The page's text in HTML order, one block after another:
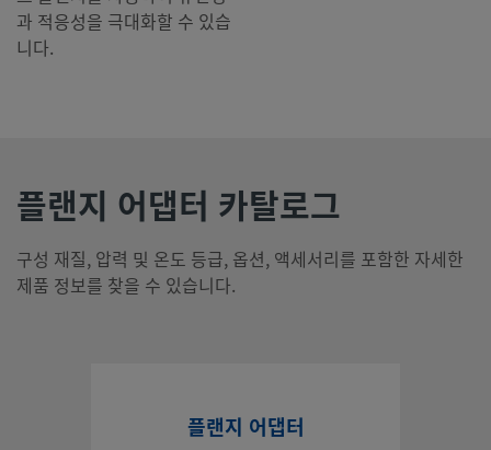
과 적응성을 극대화할 수 있습
니다.
플랜지 어댑터 카탈로그
구성 재질, 압력 및 온도 등급, 옵션, 액세서리를 포함한 자세한
제품 정보를 찾을 수 있습니다.
플랜지 어댑터